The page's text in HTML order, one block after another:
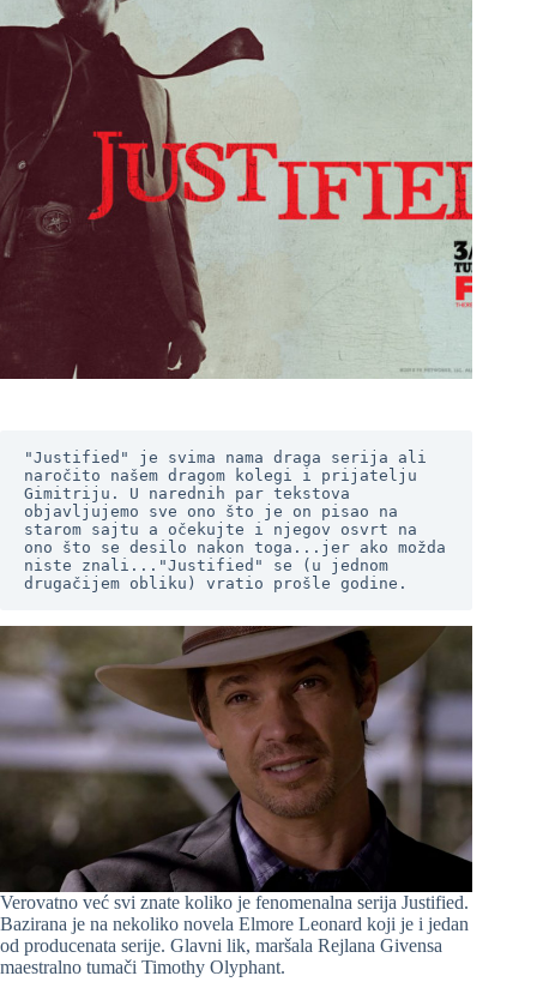
"Justified" je svima nama draga serija ali
naročito našem dragom kolegi i prijatelju
Gimitriju. U narednih par tekstova
objavljujemo sve ono što je on pisao na
starom sajtu a očekujte i njegov osvrt na
ono što se desilo nakon toga...jer ako možda
niste znali..."Justified" se (u jednom
drugačijem obliku) vratio prošle godine.
Verovatno već svi znate koliko je fenomenalna serija Justified.
Bazirana je na nekoliko novela Elmore Leonard koji je i jedan
od producenata serije. Glavni lik, maršala Rejlana Givensa
maestralno tumači Timothy Olyphant.